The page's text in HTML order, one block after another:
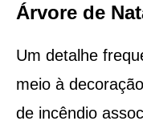
Árvore de
Um detalhe
meio à
de incêndio